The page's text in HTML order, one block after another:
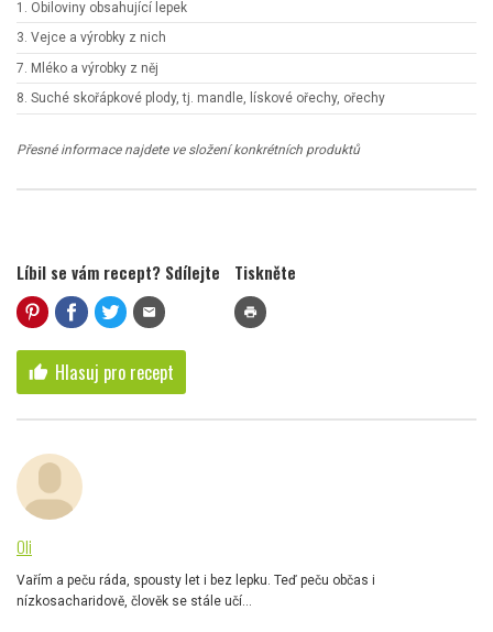
1. Obiloviny obsahující lepek
3. Vejce a výrobky z nich
7. Mléko a výrobky z něj
8. Suché skořápkové plody, tj. mandle, lískové ořechy, ořechy
Přesné informace najdete ve složení konkrétních produktů
Líbil se vám recept? Sdílejte
mail
Tiskněte
print
thumb_up Hlasuj pro recept
Oli
Vařím a peču ráda, spousty let i bez lepku. Teď peču občas i
nízkosacharidově, člověk se stále učí...